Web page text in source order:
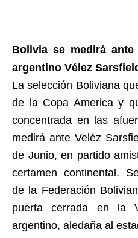
Bolivia se medirá
argentino Vélez
La selección Boliviana
de la Copa America y
concentrada en las
medirá ante Veléz
de Junio, en partido
certamen continental.
de la Federación
puerta cerrada en la
argentino, aledaña al